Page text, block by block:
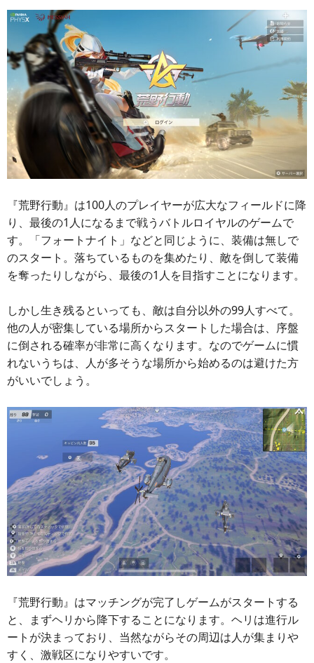
『荒野行動』は100人のプレイヤーが広大なフィールドに降
り、最後の1人になるまで戦うバトルロイヤルのゲームで
す。「フォートナイト」などと同じように、装備は無しで
のスタート。落ちているものを集めたり、敵を倒して装備
を奪ったりしながら、最後の1人を目指すことになります。
しかし生き残るといっても、敵は自分以外の99人すべて。
他の人が密集している場所からスタートした場合は、序盤
に倒される確率が非常に高くなります。なのでゲームに慣
れないうちは、人が多そうな場所から始めるのは避けた方
がいいでしょう。
『荒野行動』はマッチングが完了しゲームがスタートする
と、まずヘリから降下することになります。ヘリは進行ル
ートが決まっており、当然ながらその周辺は人が集まりや
すく、激戦区になりやすいです。